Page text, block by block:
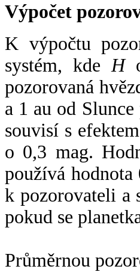
Výpočet
K výpočtu
systém, kde H
pozorovaná
a 1 au od
souvisí s
o 0,3 mag.
používá
k pozorovateli a
pokud se
Průměrnou